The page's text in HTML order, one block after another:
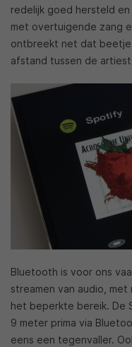
redelijk goed hersteld
met overtuigende zang
ontbreekt net dat beetje
afstand tussen de
Bluetooth is voor ons
streamen van audio,
het beperkte bereik. De
9 meter prima via
eens een tegenvaller.